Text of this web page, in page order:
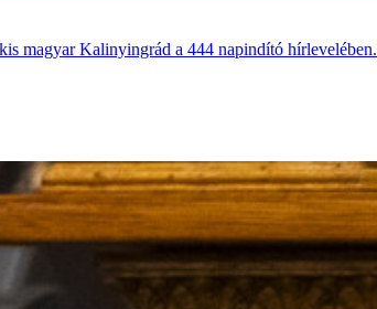
magyar Kalinyingrád a 444 napindító hírlevelében.